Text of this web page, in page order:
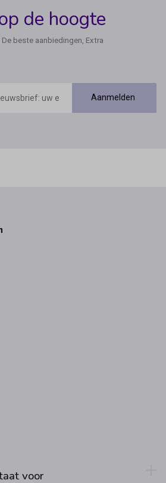
de hoogte
beste aanbiedingen, Extra
Aanmelden
voor